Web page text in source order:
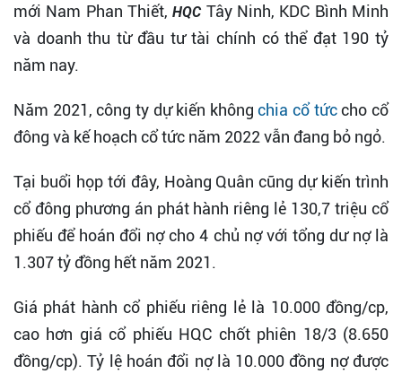
mới Nam Phan Thiết,HQCTây Ninh, KDC Bình Minh
và doanh thu từ đầu tư tài chính có thể đạt 190 tỷ
năm nay.
Năm 2021, công ty dự kiến khôngchia cổ tứccho cổ
đông và kế hoạch cổ tức năm 2022 vẫn đang bỏ ngỏ.
Tại buổi họp tới đây, Hoàng Quân cũng dự kiến trình
cổ đông phương án phát hành riêng lẻ 130,7 triệu cổ
phiếu để hoán đổi nợ cho 4 chủ nợ với tổng dư nợ là
1.307 tỷ đồng hết năm 2021.
Giá phát hành cổ phiếu riêng lẻ là 10.000 đồng/cp,
cao hơn giá cổ phiếu HQC chốt phiên 18/3 (8.650
đồng/cp). Tỷ lệ hoán đổi nợ là 10.000 đồng nợ được